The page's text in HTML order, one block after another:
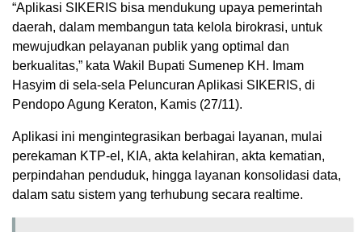
“Aplikasi SIKERIS bisa mendukung upaya pemerintah
daerah, dalam membangun tata kelola birokrasi, untuk
mewujudkan pelayanan publik yang optimal dan
berkualitas,” kata Wakil Bupati Sumenep KH. Imam
Hasyim di sela-sela Peluncuran Aplikasi SIKERIS, di
Pendopo Agung Keraton, Kamis (27/11).
Aplikasi ini mengintegrasikan berbagai layanan, mulai
perekaman KTP-el, KIA, akta kelahiran, akta kematian,
perpindahan penduduk, hingga layanan konsolidasi data,
dalam satu sistem yang terhubung secara realtime.